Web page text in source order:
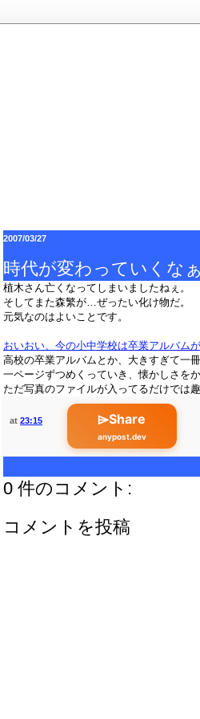
2007/03/27
時代が変わっていくなぁ
植木さん亡くなってしまいましたねぇ。
そしてまた森繁が…ぜったい化け物だ。
元気なのはよいことです。
おいおい、今の小中学校は卒業アルバム
高校の卒業アルバムとか、大きすぎて一
一ページずつめくっていき、懐かしさを
ただ写真のファイルが入ってるだけでは趣
at 23:15 ⌲Share
anypost.dev
0 件のコメント:
コメントを投稿